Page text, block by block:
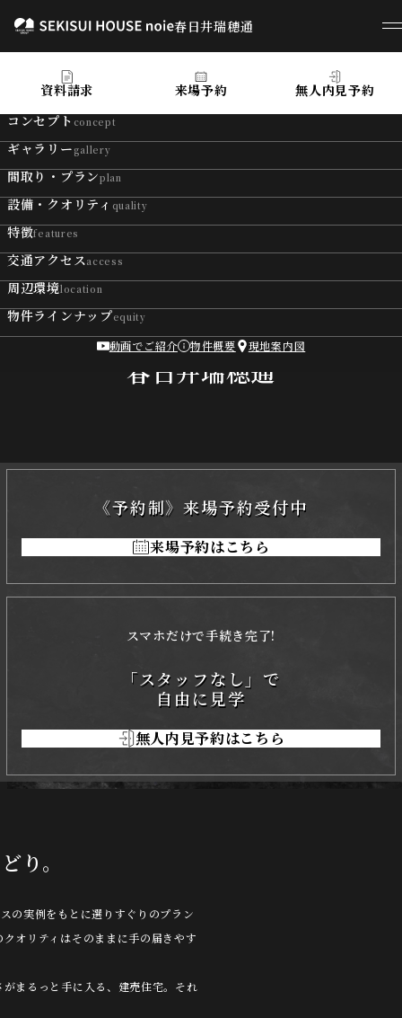
春日井瑞穂通
春日井瑞穂通
資料請求 来場予約
無人内見予約
コンセプト concept
ギャラリー gallery
間取り・プランplan
設備・クオリティ quality
特徴features
交通アクセスaccess
周辺環境location
物件ラインナップequity
動画でご紹介 物件概要 現地案内図
SEKISUI HOUSE noie
春日井瑞穂通
《予約制》来場予約受付中
来場予約はこちら
スマホだけで手続き完了!
「スタッフなし」で
自由に見学
無人内見予約はこちら
り。
の実例をもとに選りすぐりのプラン
オリティはそのままに手の届きやす
まるっと手に入る、建売住宅。それ